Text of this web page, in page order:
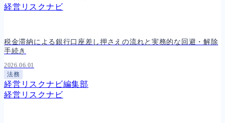
経営リスクナビ
税金滞納による銀行口座差し押さえの流れと実務的な回避・解除
手続き
2026.06.01
法務
経営リスクナビ編集部
経営リスクナビ